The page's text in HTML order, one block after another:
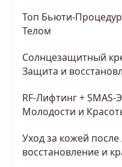
Топ Бьюти-
Телом
Солнцезащитный
Защита и
RF-Лифтинг +
Молодости и
Уход за кожей
восстановление и